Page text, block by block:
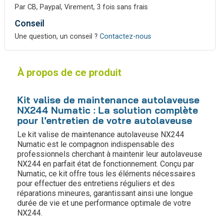
Par CB, Paypal, Virement, 3 fois sans frais
Conseil
Une question, un conseil ? Contactez-nous
À propos de ce produit
Kit valise de maintenance autolaveuse
NX244 Numatic : La solution complète
pour l'entretien de votre autolaveuse
Le kit valise de maintenance autolaveuse NX244
Numatic est le compagnon indispensable des
professionnels cherchant à maintenir leur autolaveuse
NX244 en parfait état de fonctionnement. Conçu par
Numatic, ce kit offre tous les éléments nécessaires
pour effectuer des entretiens réguliers et des
réparations mineures, garantissant ainsi une longue
durée de vie et une performance optimale de votre
NX244.